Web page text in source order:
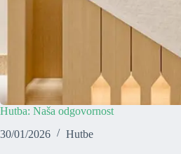
Hutba: Naša odgovornost
30/01/2026
Hutbe